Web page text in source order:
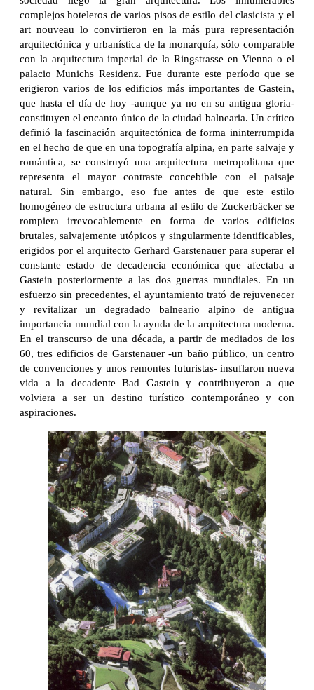
complejos hoteleros de varios pisos de estilo del clasicista y el
art nouveau lo convirtieron en la más pura representación
arquitectónica y urbanística de la monarquía, sólo comparable
con la arquitectura imperial de la Ringstrasse en Vienna o el
palacio Munichs Residenz. Fue durante este período que se
erigieron varios de los edificios más importantes de Gastein,
que hasta el día de hoy -aunque ya no en su antigua gloria-
constituyen el encanto único de la ciudad balnearia. Un crítico
definió la fascinación arquitectónica de forma ininterrumpida
en el hecho de que en una topografía alpina, en parte salvaje y
romántica, se construyó una arquitectura metropolitana que
representa el mayor contraste concebible con el paisaje
natural. Sin embargo, eso fue antes de que este estilo
homogéneo de estructura urbana al estilo de Zuckerbäcker se
rompiera irrevocablemente en forma de varios edificios
brutales, salvajemente utópicos y singularmente identificables,
erigidos por el arquitecto Gerhard Garstenauer para superar el
constante estado de decadencia económica que afectaba a
Gastein posteriormente a las dos guerras mundiales. En un
esfuerzo sin precedentes, el ayuntamiento trató de rejuvenecer
y revitalizar un degradado balneario alpino de antigua
importancia mundial con la ayuda de la arquitectura moderna.
En el transcurso de una década, a partir de mediados de los
60, tres edificios de Garstenauer -un baño público, un centro
de convenciones y unos remontes futuristas- insuflaron nueva
vida a la decadente Bad Gastein y contribuyeron a que
volviera a ser un destino turístico contemporáneo y con
aspiraciones.